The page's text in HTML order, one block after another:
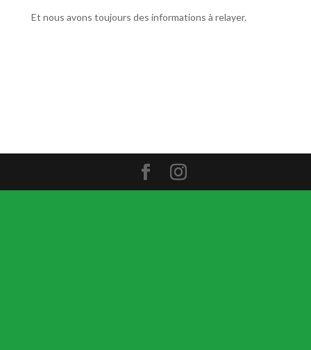
Et nous avons toujours des informations à relayer.